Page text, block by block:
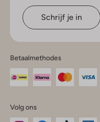
Schrijf je in
Betaalmethodes
Volg ons